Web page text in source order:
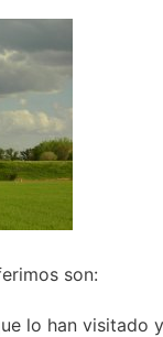
son:
lo han visitado